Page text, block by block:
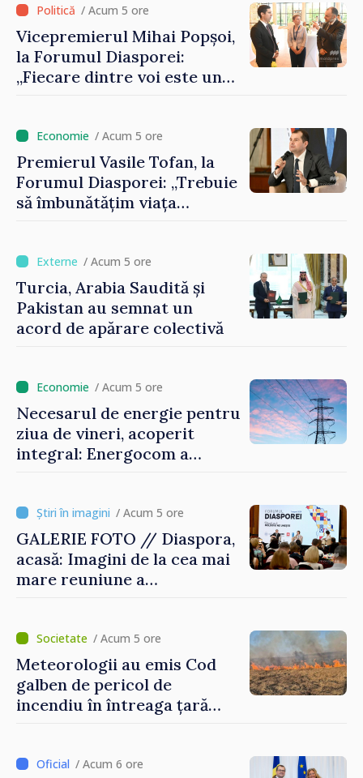
/ Acum 5 ore
Vicepremierul Mihai Popșoi,
la Forumul Diasporei:
„Fiecare dintre voi este un
imaginii Republicii Moldova”
/ Acum 5 ore
Premierul Vasile Tofan, la
Forumul Diasporei: „Trebuie
să îmbunătățim viața
/ Acum 5 ore
Turcia, Arabia Saudită și
Pakistan au semnat un
acord de apărare colectivă
/ Acum 5 ore
Necesarul de energie pentru
ziua de vineri, acoperit
integral: Energocom a
/ Acum 5 ore
GALERIE FOTO // Diaspora,
acasă: Imagini de la cea mai
mare reuniune a
/ Acum 5 ore
Meteorologii au emis Cod
galben de pericol de
incendiu în întreaga țară
/ Acum 6 ore